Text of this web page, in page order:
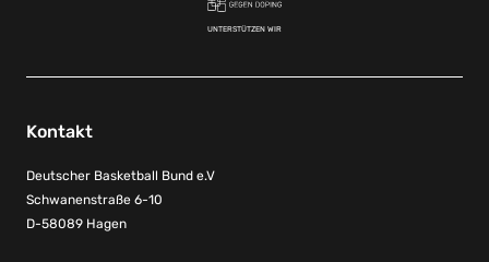
UNTERSTÜTZEN WIR
Kontakt
Deutscher Basketball Bund e.V
Schwanenstraße 6-10
D-58089 Hagen